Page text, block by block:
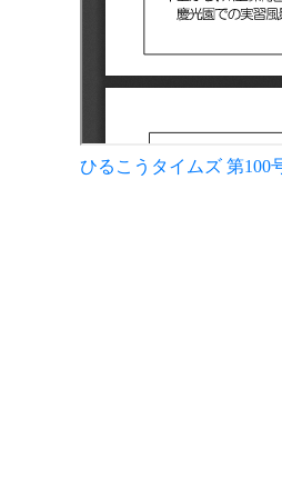
ひるこうタイムズ 第100